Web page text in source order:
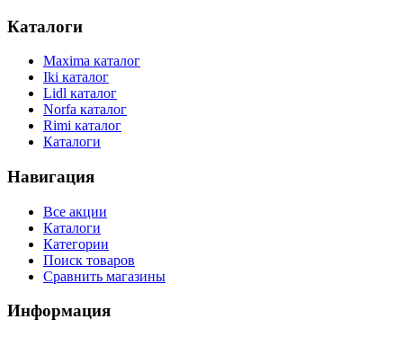
Каталоги
Maxima каталог
Iki каталог
Lidl каталог
Norfa каталог
Rimi каталог
Каталоги
Навигация
Все акции
Каталоги
Категории
Поиск товаров
Сравнить магазины
Информация